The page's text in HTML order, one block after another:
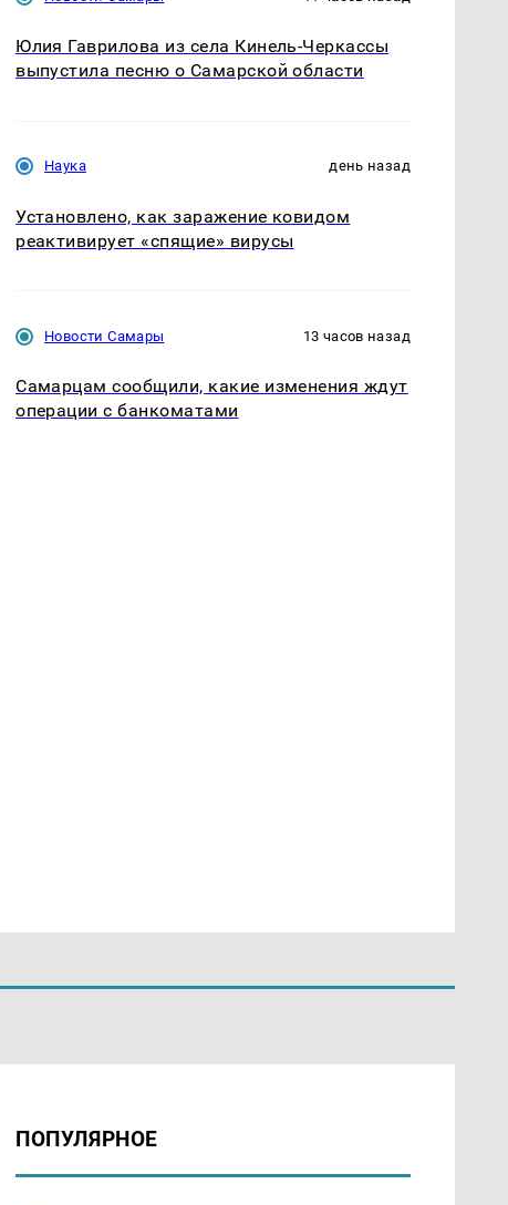
Юлия Гаврилова из села Кинель-Черкассы
выпустила песню о Самарской области
Наука день назад
Установлено, как заражение ковидом
реактивирует «спящие» вирусы
Новости Самары 13 часов назад
Самарцам сообщили, какие изменения ждут
операции с банкоматами
ПОПУЛЯРНОЕ